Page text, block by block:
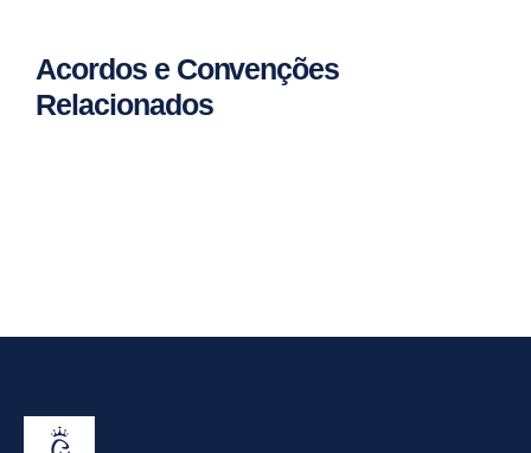
Acordos e Convenções
Relacionados